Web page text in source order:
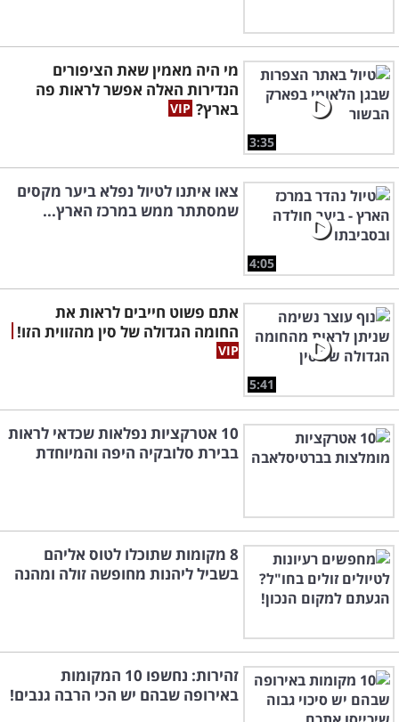
3:35
מי היה מאמין שאת הציפורים
הנדירות האלה אפשר לראות פה
בארץ?
4:05
צאו איתנו לטיול נפלא ביער מקסים
שמסתתר ממש במרכז הארץ...
5:41
אתם פשוט חייבים לראות את
החומה הגדולה של סין מהזווית הזו!
10 אטרקציות נפלאות שכדאי לראות
בבירת סלובקיה היפה והמיוחדת
8 מקומות שתוכלו לטוס אליהם
בשביל ליהנות מחופשה זולה ומהנה
זהירות: נחשפו 10 המקומות
באירופה שבהם יש הכי הרבה גנבים!